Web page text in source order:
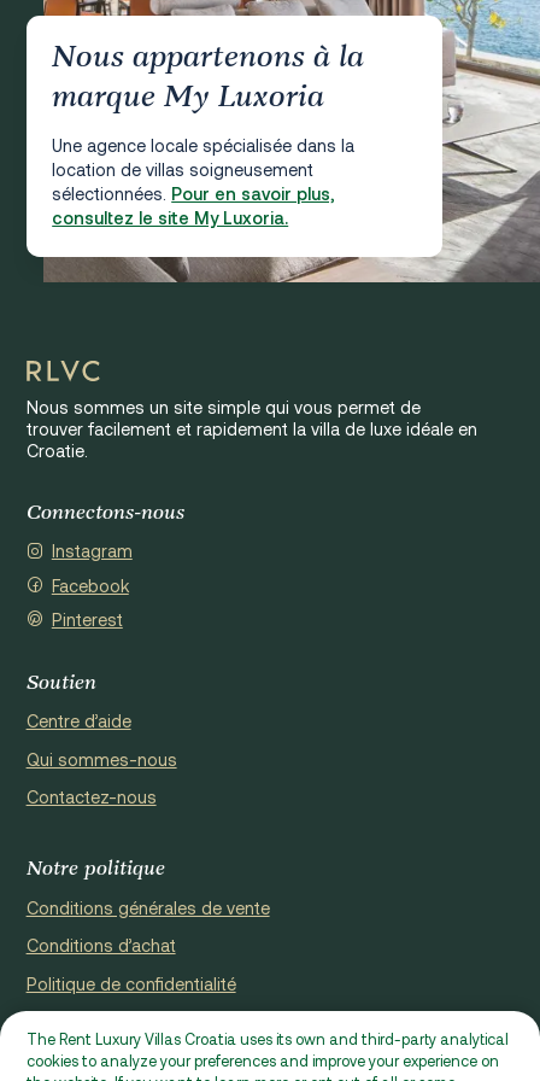
Nous appartenons à la
marque My Luxoria
Une agence locale spécialisée dans la
location de villas soigneusement
sélectionnées. Pour en savoir plus,
consultez le site My Luxoria.
Nous sommes un site simple qui vous permet de
trouver facilement et rapidement la villa de luxe idéale en
Croatie.
Connectons-nous
Instagram
Facebook
Pinterest
Soutien
Centre d’aide
Qui sommes-nous
Contactez-nous
Notre politique
Conditions générales de vente
Conditions d’achat
Politique de confidentialité
The Rent Luxury Villas Croatia uses its own and third-party analytical
cookies to analyze your preferences and improve your experience on